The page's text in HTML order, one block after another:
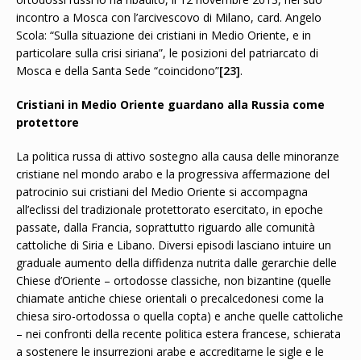
incontro a Mosca con l’arcivescovo di Milano, card. Angelo
Scola: “Sulla situazione dei cristiani in Medio Oriente, e in
particolare sulla crisi siriana”, le posizioni del patriarcato di
Mosca e della Santa Sede “coincidono”[23].
Cristiani in Medio Oriente guardano alla Russia come
protettore
La politica russa di attivo sostegno alla causa delle minoranze
cristiane nel mondo arabo e la progressiva affermazione del
patrocinio sui cristiani del Medio Oriente si accompagna
all’eclissi del tradizionale protettorato esercitato, in epoche
passate, dalla Francia, soprattutto riguardo alle comunità
cattoliche di Siria e Libano. Diversi episodi lasciano intuire un
graduale aumento della diffidenza nutrita dalle gerarchie delle
Chiese d’Oriente – ortodosse classiche, non bizantine (quelle
chiamate antiche chiese orientali o precalcedonesi come la
chiesa siro-ortodossa o quella copta) e anche quelle cattoliche
– nei confronti della recente politica estera francese, schierata
a sostenere le insurrezioni arabe e accreditarne le sigle e le